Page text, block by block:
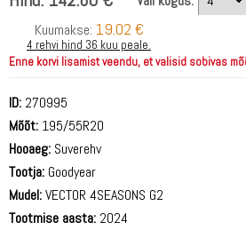
Kuumakse: 19.02 €
4 rehvi hind 36 kuu peale.
Enne korvi lisamist veendu, et valisid sobivas
ID: 270995
Mõõt: 195/55R20
Hooaeg: Suverehv
Tootja: Goodyear
Mudel:VECTOR 4SEASONS G2
Tootmise aasta: 2024